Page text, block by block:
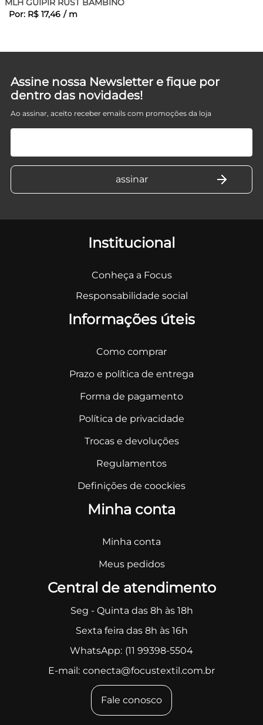
MLH GUIPIR RUST BAMBINO
Por: R$ 17,46 / m
Assine nossa Newsletter e fique por
dentro das novidades!
Ao assinar, aceito receber emails com promoções da loja
Institucional
Conheça a Focus
Responsabilidade social
Informações úteis
Como comprar
Prazo e política de entrega
Forma de pagamento
Política de privacidade
Trocas e devoluções
Regulamentos
Definições de coockies
Minha conta
Minha conta
Meus pedidos
Central de atendimento
Seg - Quinta das 8h às 18h
Sexta feira das 8h às 16h
WhatsApp: (11 99398-5504
E-mail: conecta@focustextil.com.br
Fale conosco